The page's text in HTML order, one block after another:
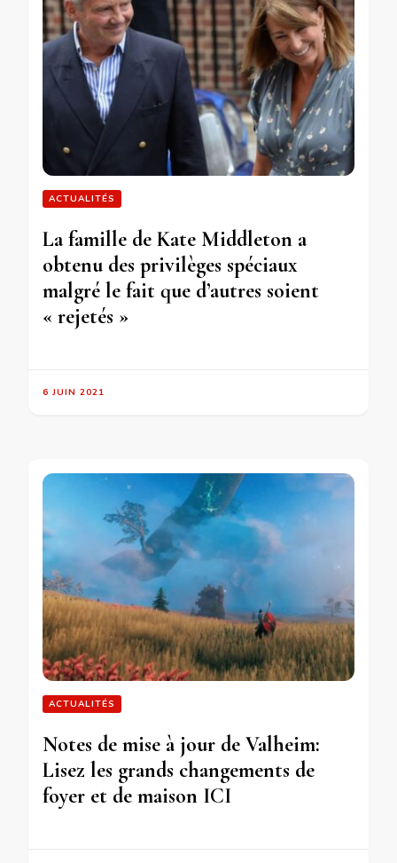
ACTUALITÉS
La famille de Kate Middleton a
obtenu des privilèges spéciaux
malgré le fait que d’autres soient
« rejetés »
6 JUIN 2021
ACTUALITÉS
Notes de mise à jour de Valheim:
Lisez les grands changements de
foyer et de maison ICI